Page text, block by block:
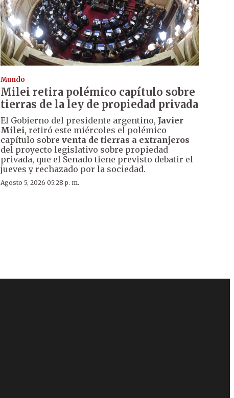
Mundo
Milei retira polémico capítulo sobre
tierras de la ley de propiedad privada
El Gobierno del presidente argentino, Javier
Milei, retiró este miércoles el polémico
capítulo sobre venta de tierras a extranjeros
del proyecto legislativo sobre propiedad
privada, que el Senado tiene previsto debatir el
jueves y rechazado por la sociedad.
Agosto 5, 2026 05:28 p. m.